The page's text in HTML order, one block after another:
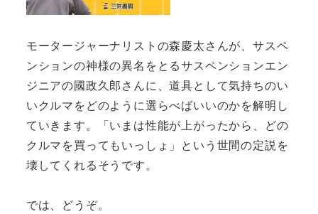
モータージャーナリストの森慶太さんが、サスペ
ンションの神様の異名をとるサスペンションエン
ジニアの國政久郎さんに、道具として気持ちのい
いクルマをどのように選らべばいいのかを解明し
ていきます。「いまは性能が上がったから、どの
クルマを買ってもいっしょ」という世間の定説を
壊してくれるそうです。
では、どうぞ。